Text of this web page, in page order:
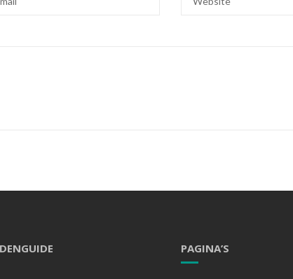
PAGINA’S